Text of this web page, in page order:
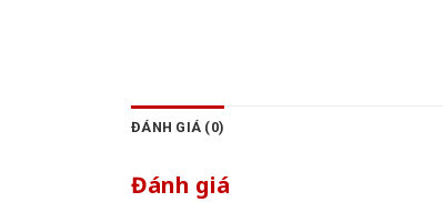
ĐÁNH GIÁ (0)
Đánh giá